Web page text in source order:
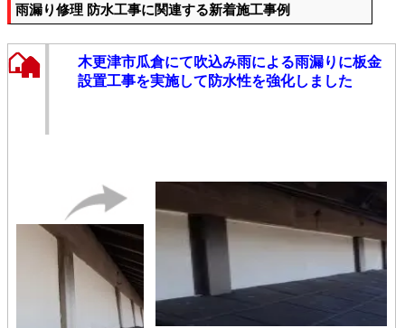
雨漏り修理 防水工事に関連する新着施工事例
木更津市瓜倉にて吹込み雨による雨漏りに板金
設置工事を実施して防水性を強化しました